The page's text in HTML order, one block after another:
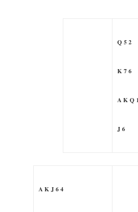
Q 5 2
K 7 6
A K Q
J 6
A K J 6 4